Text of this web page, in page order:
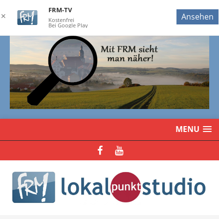
MENU
✕
FRM-TV
Kostenfrei
Bei Google Play
Ansehen